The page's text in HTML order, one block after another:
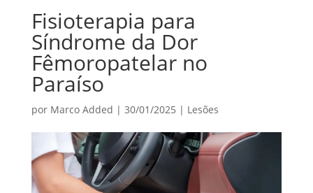
Fisioterapia para
Síndrome da Dor
Fêmoropatelar no
Paraíso
por Marco Added | 30/01/2025 | Lesões